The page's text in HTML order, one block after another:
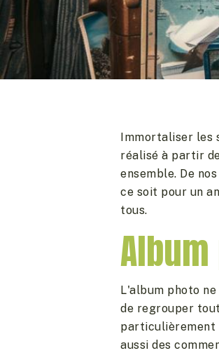
Immortaliser les
réalisé à partir
ensemble. De
ce soit pour un
tous.
L'album photo
de regrouper
particulièrement
aussi des